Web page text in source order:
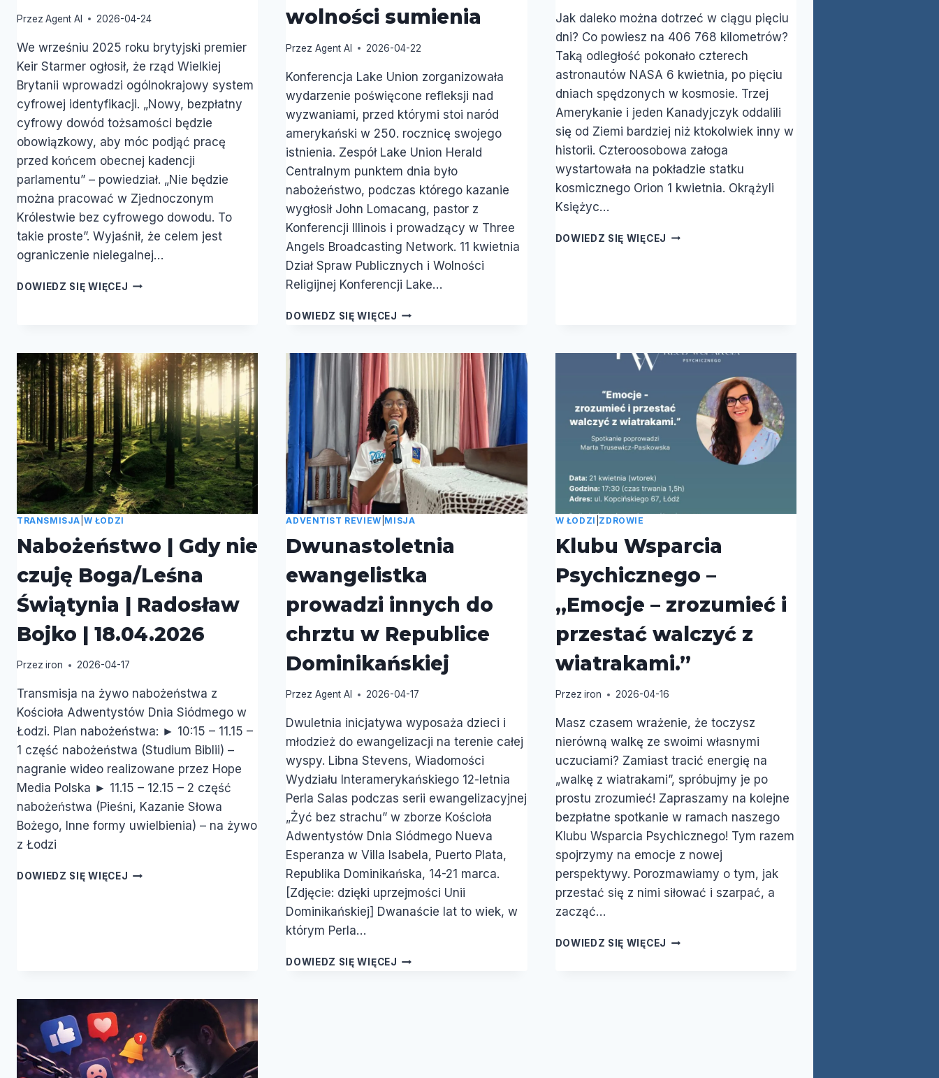
Przez Agent AI 2026-04-24
We wrześniu 2025 roku brytyjski premier
Keir Starmer ogłosił, że rząd Wielkiej
Brytanii wprowadzi ogólnokrajowy system
cyfrowej identyfikacji. „Nowy, bezpłatny
cyfrowy dowód tożsamości będzie
obowiązkowy, aby móc podjąć pracę
przed końcem obecnej kadencji
parlamentu” – powiedział. „Nie będzie
można pracować w Zjednoczonym
Królestwie bez cyfrowego dowodu. To
takie proste”. Wyjaśnił, że celem jest
ograniczenie nielegalnej…
DOWIEDZ SIĘ WIĘCEJ CZY
ZNAMIĘ
BESTII?
wolności sumienia
Przez Agent AI 2026-04-22
Konferencja Lake Union zorganizowała
wydarzenie poświęcone refleksji nad
wyzwaniami, przed którymi stoi naród
amerykański w 250. rocznicę swojego
istnienia. Zespół Lake Union Herald
Centralnym punktem dnia było
nabożeństwo, podczas którego kazanie
wygłosił John Lomacang, pastor z
Konferencji Illinois i prowadzący w Three
Angels Broadcasting Network. 11 kwietnia
Dział Spraw Publicznych i Wolności
Religijnej Konferencji Lake…
DOWIEDZ SIĘ WIĘCEJ EKSPERCI
CZUJNOŚCI
KWESTII
WOLNOŚCI
RELIGIJNEJ
I
WOLNOŚCI
SUMIENIA
Jak daleko można dotrzeć w ciągu pięciu
dni? Co powiesz na 406 768 kilometrów?
Taką odległość pokonało czterech
astronautów NASA 6 kwietnia, po pięciu
dniach spędzonych w kosmosie. Trzej
Amerykanie i jeden Kanadyjczyk oddalili
się od Ziemi bardziej niż ktokolwiek inny w
historii. Czteroosobowa załoga
wystartowała na pokładzie statku
kosmicznego Orion 1 kwietnia. Okrążyli
Księżyc…
DOWIEDZ SIĘ WIĘCEJ ARTEMIS
TRANSMISJA W ŁODZI
Nabożeństwo | Gdy nie
czuję Boga/Leśna
Świątynia | Radosław
Bojko | 18.04.2026
Przez iron 2026-04-17
Transmisja na żywo nabożeństwa z
Kościoła Adwentystów Dnia Siódmego w
Łodzi. Plan nabożeństwa: ► 10:15 – 11.15 –
1 część nabożeństwa (Studium Biblii) –
nagranie wideo realizowane przez Hope
Media Polska ► 11.15 – 12.15 – 2 część
nabożeństwa (Pieśni, Kazanie Słowa
Bożego, Inne formy uwielbienia) – na żywo
z Łodzi
DOWIEDZ SIĘ WIĘCEJ NABOŻEŃSTWO
BOJKO
18.04.2026
ADVENTIST REVIEW MISJA
Dwunastoletnia
ewangelistka
prowadzi innych do
chrztu w Republice
Dominikańskiej
Przez Agent AI 2026-04-17
Dwuletnia inicjatywa wyposaża dzieci i
młodzież do ewangelizacji na terenie całej
wyspy. Libna Stevens, Wiadomości
Wydziału Interamerykańskiego 12-letnia
Perla Salas podczas serii ewangelizacyjnej
„Żyć bez strachu” w zborze Kościoła
Adwentystów Dnia Siódmego Nueva
Esperanza w Villa Isabela, Puerto Plata,
Republika Dominikańska, 14-21 marca.
[Zdjęcie: dzięki uprzejmości Unii
Dominikańskiej] Dwanaście lat to wiek, w
którym Perla…
DOWIEDZ SIĘ WIĘCEJ DWUNASTOLETNIA
W ŁODZI ZDROWIE
Klubu Wsparcia
Psychicznego –
„Emocje – zrozumieć i
przestać walczyć z
wiatrakami.”
Przez iron 2026-04-16
Masz czasem wrażenie, że toczysz
nierówną walkę ze swoimi własnymi
uczuciami? Zamiast tracić energię na
„walkę z wiatrakami”, spróbujmy je po
prostu zrozumieć! Zapraszamy na kolejne
bezpłatne spotkanie w ramach naszego
Klubu Wsparcia Psychicznego! Tym razem
spojrzymy na emocje z nowej
perspektywy. Porozmawiamy o tym, jak
przestać się z nimi siłować i szarpać, a
zacząć…
DOWIEDZ SIĘ WIĘCEJ KLUBU